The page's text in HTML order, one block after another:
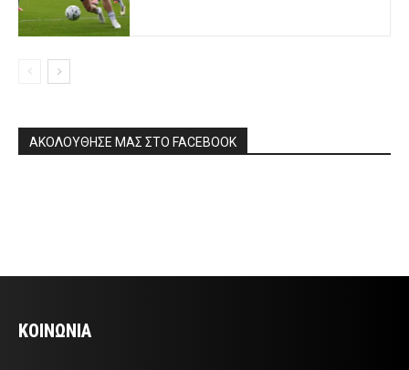
ΑΚΟΛΟΥΘΗΣΕ ΜΑΣ ΣΤΟ FACEBOOK
ΚΟΙΝΩΝΙΑ